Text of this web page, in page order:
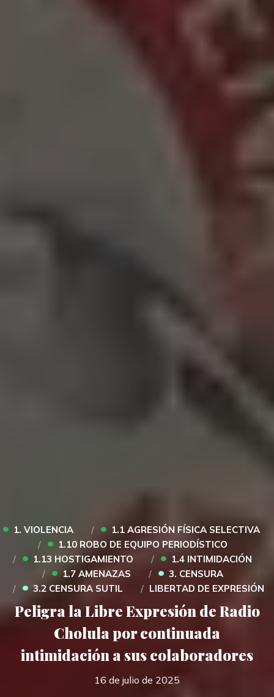
• 1. VIOLENCIA • 1.1 AGRESIÓN FÍSICA SELECTIVA
• 1.10 ROBO DE EQUIPO PERIODÍSTICO
• 1.13 HOSTIGAMIENTO • 1.4 INTIMIDACIÓN
• 1.7 AMENAZAS • 3. CENSURA
• 3.2 CENSURA SUTIL LIBERTAD DE EXPRESIÓN
Peligra la Libre Expresión de Radio
Cholula por continuada
intimidación a sus colaboradores
16 de julio de 2025